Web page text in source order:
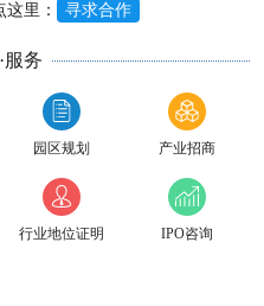
里： 寻求合作
服务
园区规划 产业招商
行业地位证明 IPO咨询